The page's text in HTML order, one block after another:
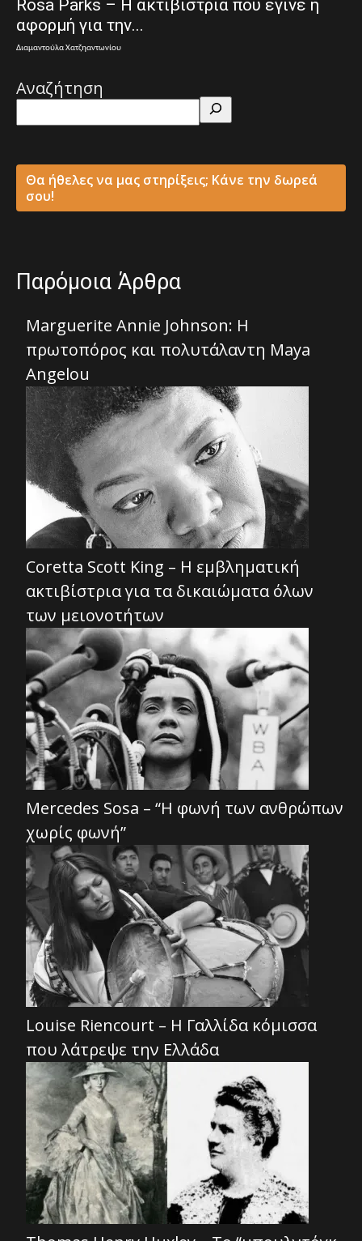
Rosa Parks – Η ακτιβίστρια που έγινε η
αφορμή για την...
Διαμαντούλα Χατζηαντωνίου
Αναζήτηση
Θα ήθελες να μας στηρίξεις; Κάνε την δωρεά
σου!
Παρόμοια Άρθρα
Marguerite Annie Johnson: Η
πρωτοπόρος και πολυτάλαντη Maya
Angelou
Coretta Scott King – Η εμβληματική
ακτιβίστρια για τα δικαιώματα όλων
των μειονοτήτων
Mercedes Sosa – “Η φωνή των ανθρώπων
χωρίς φωνή”
Louise Riencourt – Η Γαλλίδα κόμισσα
που λάτρεψε την Ελλάδα